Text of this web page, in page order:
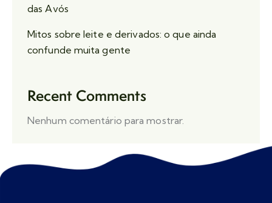
das Avós
Mitos sobre leite e derivados: o que ainda
confunde muita gente
Recent Comments
Nenhum comentário para mostrar.